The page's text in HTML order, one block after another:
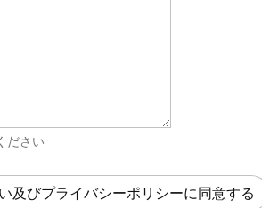
ださい
及びプライバシーポリシーに同意する